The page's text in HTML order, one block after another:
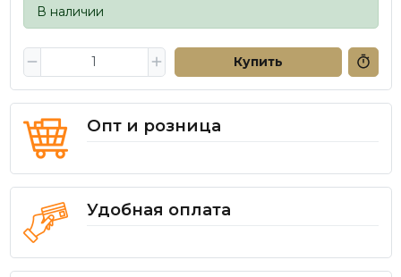
В наличии
Купить
Опт и розница
Удобная оплата